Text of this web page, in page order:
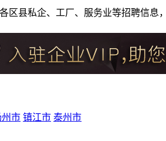
区县私企、工厂、服务业等招聘信
州市 镇江市 泰州市